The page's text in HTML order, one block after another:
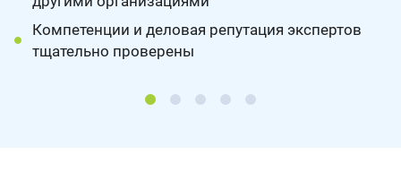
Компетенции и деловая репутация экспертов
тщательно проверены